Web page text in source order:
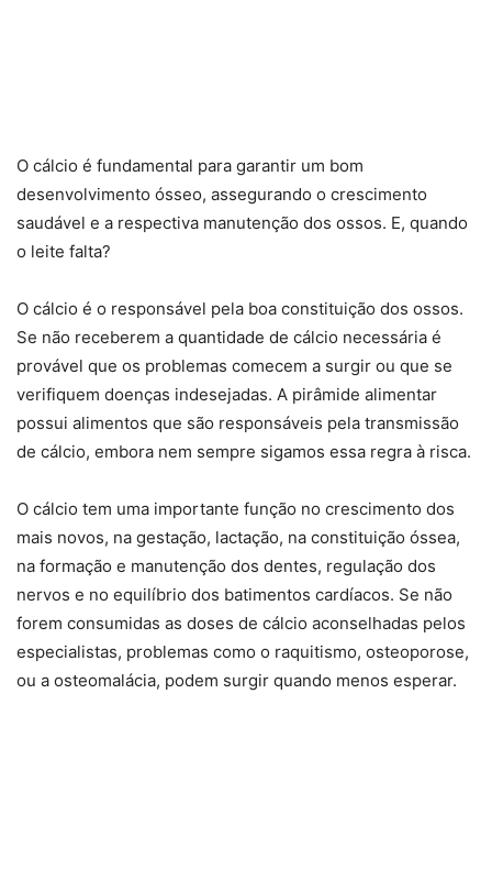
O cálcio é fundamental para garantir um bom
desenvolvimento ósseo, assegurando o crescimento
saudável e a respectiva manutenção dos ossos. E, quando
o leite falta?
O cálcio é o responsável pela boa constituição dos ossos.
Se não receberem a quantidade de cálcio necessária é
provável que os problemas comecem a surgir ou que se
verifiquem doenças indesejadas. A pirâmide alimentar
possui alimentos que são responsáveis pela transmissão
de cálcio, embora nem sempre sigamos essa regra à risca.
O cálcio tem uma importante função no crescimento dos
mais novos, na gestação, lactação, na constituição óssea,
na formação e manutenção dos dentes, regulação dos
nervos e no equilíbrio dos batimentos cardíacos. Se não
forem consumidas as doses de cálcio aconselhadas pelos
especialistas, problemas como o raquitismo, osteoporose,
ou a osteomalácia, podem surgir quando menos esperar.